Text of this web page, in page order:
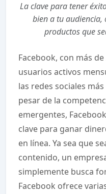
La clave para tener
bien a tu audiencia,
productos que
Facebook, con más
usuarios activos
las redes sociales
pesar de la
emergentes,
clave para ganar
en línea. Ya sea que
contenido, un
simplemente busca
Facebook ofrece